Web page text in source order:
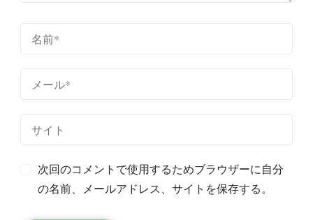
カク
次回のコメントで使用するためブラウザーに自分
の名前、メールアドレス、サイトを保存する。